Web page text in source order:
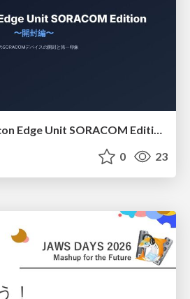
[未発表]GPS + Beacon Edge Unit SORACOM Editionを試す 〜開封編〜 LT Version /discovery-night-2026
0 23